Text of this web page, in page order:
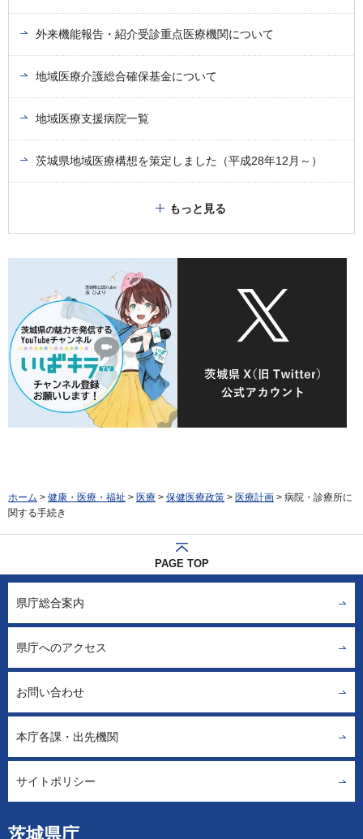
外来機能報告・紹介受診重点医療機関について
地域医療介護総合確保基金について
地域医療支援病院一覧
茨城県地域医療構想を策定しました（平成28年12月～）
もっと見る
ホーム > 健康・医療・福祉 > 医療 > 保健医療政策 > 医療計画 > 病院・診療所に
関する手続き
PAGE TOP
茨城県庁
県庁総合案内
県庁へのアクセス
お問い合わせ
本庁各課・出先機関
サイトポリシー